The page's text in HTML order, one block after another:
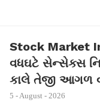
Stock Market
વધઘટે સેન્સેક્સ
કાલે તેજી આગળ
5 - August - 2026